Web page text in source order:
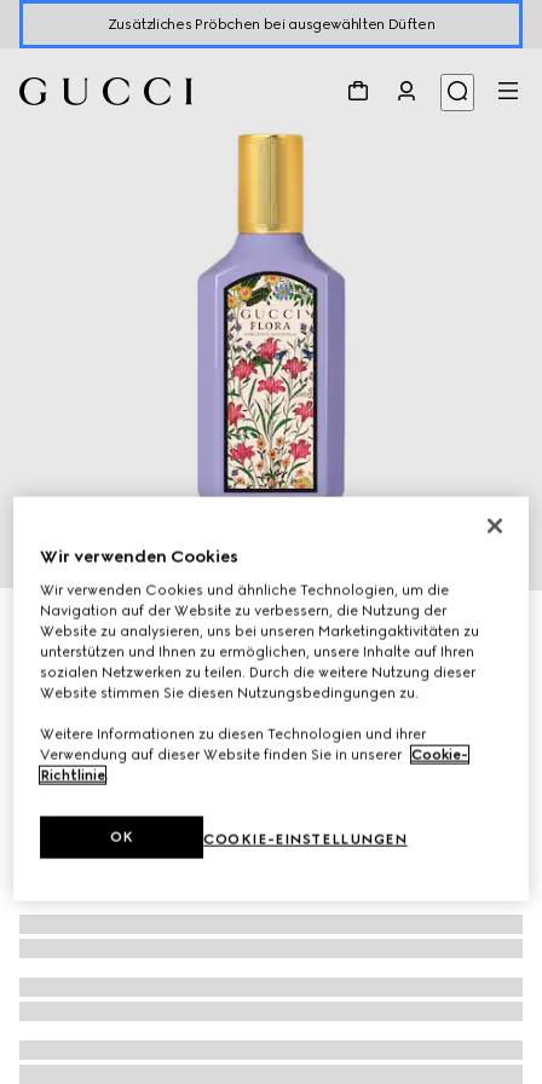
Zusätzliches Pröbchen bei ausgewählten Düften
Exklusiv Online
Gucci Flora Gorgeous Magnolia, 50 ml, Eau de Parfum
€ 118
Wir verwenden Cookies
Wir verwenden Cookies und ähnliche Technologien, um die
Navigation auf der Website zu verbessern, die Nutzung der
Website zu analysieren, uns bei unseren Marketingaktivitäten zu
unterstützen und Ihnen zu ermöglichen, unsere Inhalte auf Ihren
sozialen Netzwerken zu teilen. Durch die weitere Nutzung dieser
Website stimmen Sie diesen Nutzungsbedingungen zu.
Weitere Informationen zu diesen Technologien und ihrer
Verwendung auf dieser Website finden Sie in unserer Cookie-
Richtlinie.
COOKIE-EINSTELLUNGEN
OK